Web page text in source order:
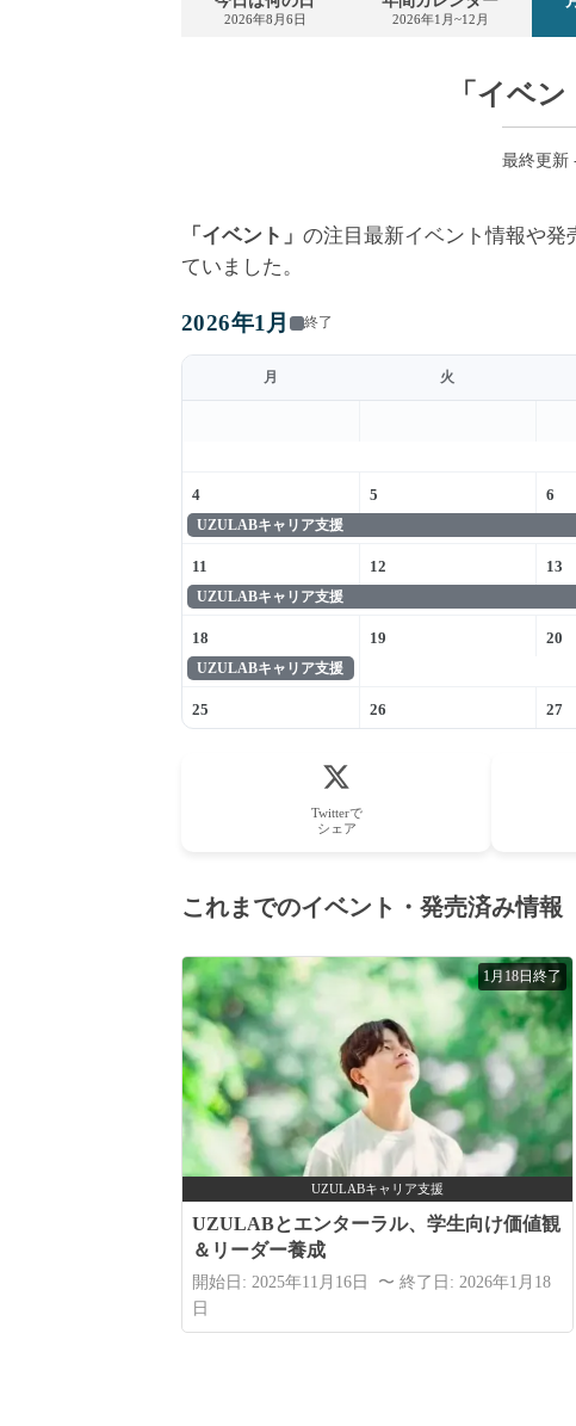
2026年8月6日 2026年1月~12月
「イベ
最終更新
「イベント」 の注目最新イベント情報や発
ていました。
2026年1月 終了
月 火
4 5 6
UZULABキャリア支援
11 12 13
UZULABキャリア支援
18 19 20
UZULABキャリア支援
25 26 27
Twitterで
シェア
これまでのイベント・発売済み情報
1月18日終了
UZULABキャリア支援
UZULABとエンターラル、学生向け価値観
＆リーダー養成
開始日: 2025年11月16日 〜 終了日: 2026年1月18
日